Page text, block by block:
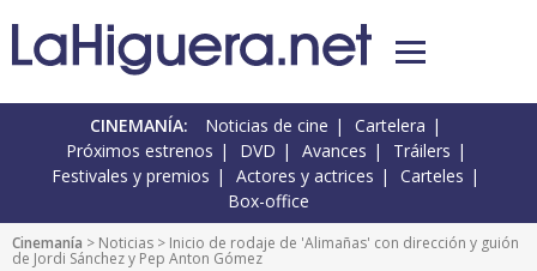
CINEMANÍA: Noticias de cine
Cartelera
Próximos estrenos
DVD Avances
Tráilers
Festivales y premios
Actores y actrices
Carteles
Box-office
Cinemanía > Noticias > Inicio de rodaje de 'Alimañas' con dirección y guión
de Jordi Sánchez y Pep Anton Gómez